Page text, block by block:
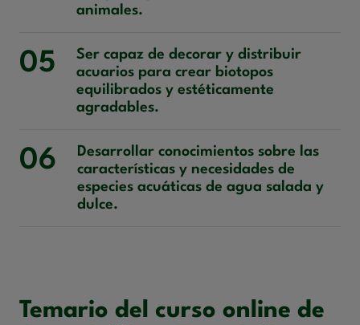
animales.
05
Ser capaz de decorar y distribuir
acuarios para crear biotopos
equilibrados y estéticamente
agradables.
06
Desarrollar conocimientos sobre las
características y necesidades de
especies acuáticas de agua salada y
dulce.
Temario del curso online de